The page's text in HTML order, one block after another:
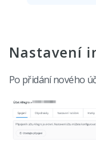
Nastavení
Po přidání nového